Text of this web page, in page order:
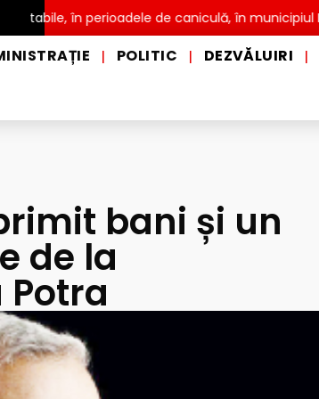
în perioadele de caniculă, în municipiul Pitești!
| POLITIC | DEZVĂLUIRI |
bani și un
de la